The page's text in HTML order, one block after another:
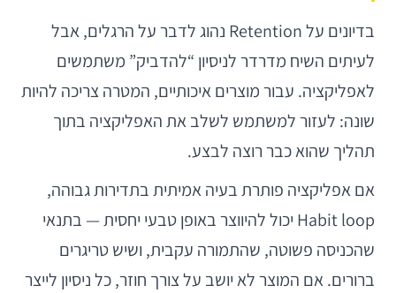
בדיונים על Retention נהוג לדבר על הרגלים, אבל
לעיתים השיח מדרדר לניסיון “להדביק” משתמשים
לאפליקציה. עבור מוצרים איכותיים, המטרה צריכה להיות
שונה: לעזור למשתמש לשלב את האפליקציה בתוך
תהליך שהוא כבר רוצה לבצע.
אם אפליקציה פותרת בעיה אמיתית בתדירות גבוהה,
Habit loop יכול להיווצר באופן טבעי יחסית — בתנאי
שהכניסה פשוטה, שהתמורה עקבית, ושיש טריגרים
ברורים. אם המוצר לא יושב על צורך חוזר, כל ניסיון לייצר